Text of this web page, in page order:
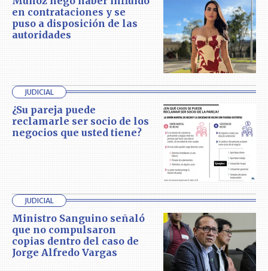
en contrataciones y se
puso a disposición de las
autoridades
JUDICIAL
¿Su pareja puede
reclamarle ser socio de los
negocios que usted tiene?
JUDICIAL
Ministro Sanguino señaló
que no compulsaron
copias dentro del caso de
Jorge Alfredo Vargas